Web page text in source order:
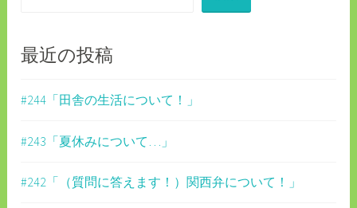
ン
最近の投稿
#244「田舎の生活について！」
#243「夏休みについて…」
#242「（質問に答えます！）関西弁について！」